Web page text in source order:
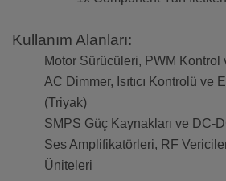
Kullanım Alanları:
Motor Sürücüleri, PWM Kontrol
AC Dimmer, Isıtıcı Kontrolü ve
(Triyak)
SMPS Güç Kaynakları ve DC-
Ses Amplifikatörleri, RF
Üniteleri